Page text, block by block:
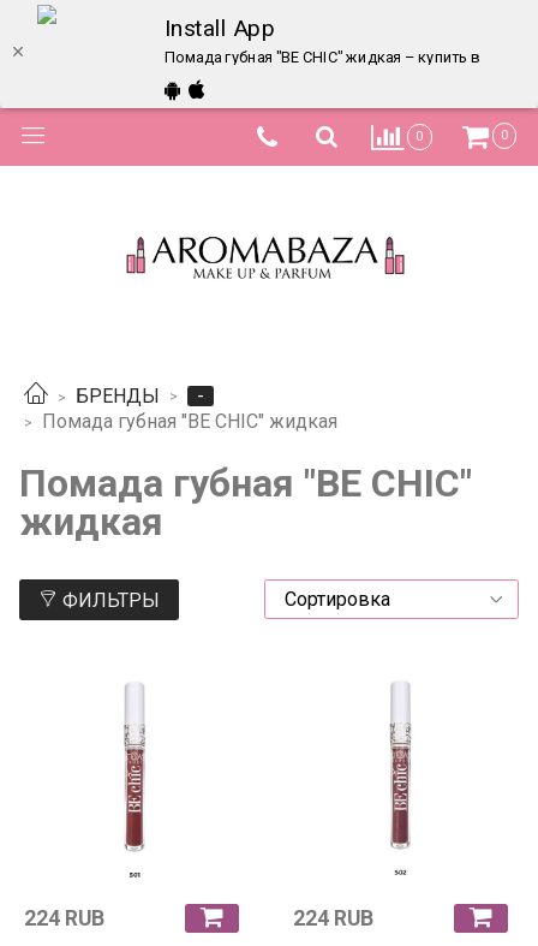
Install App
Помада губная "BE CHIC" жидкая – купить в
0 0
БРЕНДЫ
-
Помада губная "BE CHIC" жидкая
Помада губная "BE CHIC"
жидкая
ФИЛЬТРЫ
224 RUB 224 RUB